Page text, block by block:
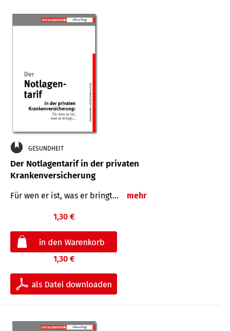
GESUNDHEIT
Der Notlagentarif in der privaten
Krankenversicherung
Für wen er ist, was er bringt… mehr
1,30 €
1,30 €